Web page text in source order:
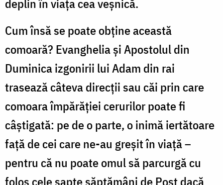
deplin în viaţa cea veşnică.
Cum însă se poate obţine această
comoară? Evanghelia şi Apostolul din
Duminica izgonirii lui Adam din rai
trasează câteva direcţii sau căi prin care
comoara împărăţiei cerurilor poate fi
câştigată: pe de o parte, o inimă iertătoare
faţă de cei care ne-au greşit în viaţă –
pentru că nu poate omul să parcurgă cu
folos cele şapte săptămâni de Post dacă